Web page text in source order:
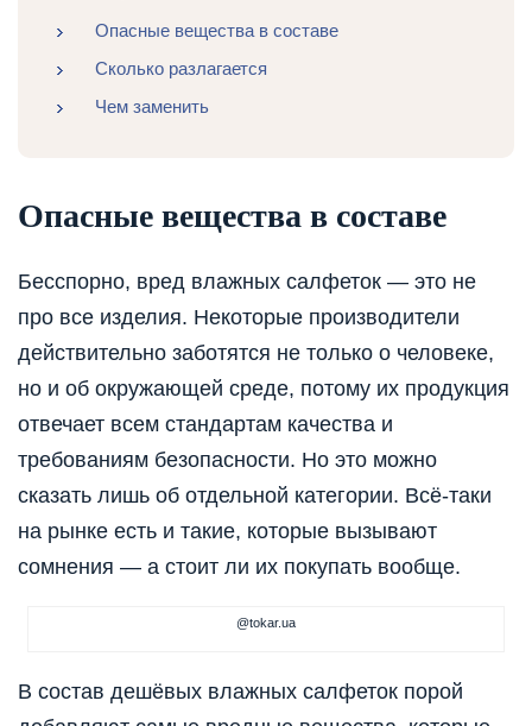
Опасные вещества в составе
Сколько разлагается
Чем заменить
Опасные вещества в составе
Бесспорно, вред влажных салфеток — это не
про все изделия. Некоторые производители
действительно заботятся не только о человеке,
но и об окружающей среде, потому их продукция
отвечает всем стандартам качества и
требованиям безопасности. Но это можно
сказать лишь об отдельной категории. Всё-таки
на рынке есть и такие, которые вызывают
сомнения — а стоит ли их покупать вообще.
@tokar.ua
В состав дешёвых влажных салфеток порой